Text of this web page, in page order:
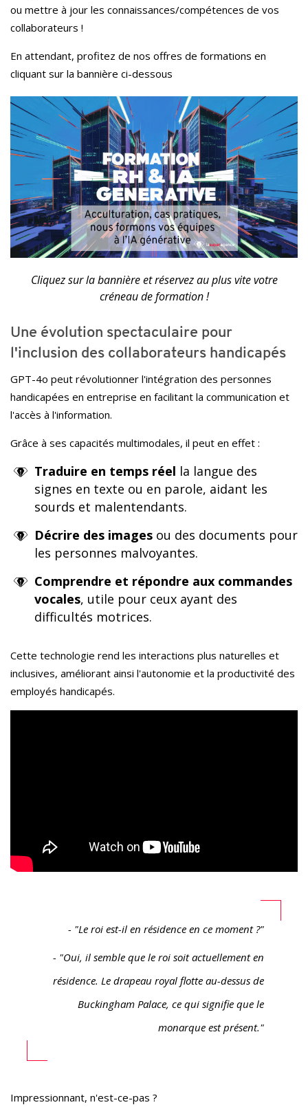
ou mettre à jour les connaissances/compétences de vos
collaborateurs !
En attendant, profitez de nos offres de formations en
cliquant sur la bannière ci-dessous
Cliquez sur la bannière et réservez au plus vite votre
créneau de formation !
Une évolution spectaculaire pour
l'inclusion des collaborateurs handicapés
GPT-4o peut révolutionner l'intégration des personnes
handicapées en entreprise en facilitant la communication et
l'accès à l'information.
Grâce à ses capacités multimodales, il peut en effet :
Traduire en temps réel la langue des
signes en texte ou en parole, aidant les
sourds et malentendants.
Décrire des images ou des documents pour
les personnes malvoyantes.
Comprendre et répondre aux commandes
vocales, utile pour ceux ayant des
difficultés motrices.
Cette technologie rend les interactions plus naturelles et
inclusives, améliorant ainsi l'autonomie et la productivité des
employés handicapés.
- "Le roi est-il en résidence en ce moment ?"
- "Oui, il semble que le roi soit actuellement en
résidence. Le drapeau royal flotte au-dessus de
Buckingham Palace, ce qui signifie que le
monarque est présent."
Impressionnant, n'est-ce-pas ?